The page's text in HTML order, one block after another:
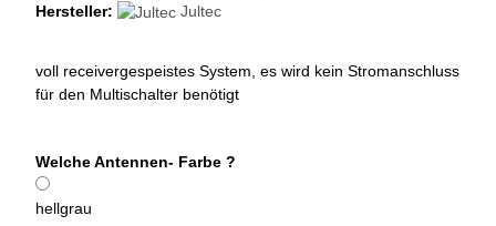
Hersteller:
Jultec
voll receivergespeistes System, es wird kein Stromanschluss
für den Multischalter benötigt
Welche Antennen- Farbe ?
hellgrau